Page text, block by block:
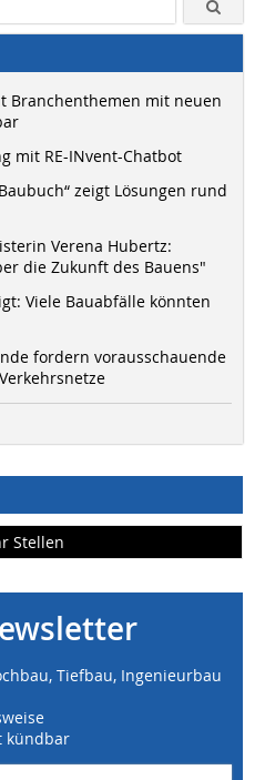
Branchenthemen mit neuen
mit RE-INvent-Chatbot
zeigt Lösungen rund
Verena Hubertz:
die Zukunft des Bauens"
Viele Bauabfälle könnten
fordern vorausschauende
Stellen
Tiefbau, Ingenieurbau
kündbar